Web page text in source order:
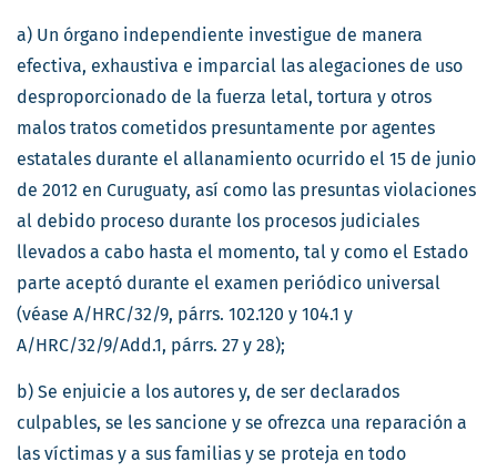
a) Un órgano independiente investigue de manera
efectiva, exhaustiva e imparcial las alegaciones de uso
desproporcionado de la fuerza letal, tortura y otros
malos tratos cometidos presuntamente por agentes
estatales durante el allanamiento ocurrido el 15 de junio
de 2012 en Curuguaty, así como las presuntas violaciones
al debido proceso durante los procesos judiciales
llevados a cabo hasta el momento, tal y como el Estado
parte aceptó durante el examen periódico universal
(véase A/HRC/32/9, párrs. 102.120 y 104.1 y
A/HRC/32/9/Add.1, párrs. 27 y 28);
b) Se enjuicie a los autores y, de ser declarados
culpables, se les sancione y se ofrezca una reparación a
las víctimas y a sus familias y se proteja en todo